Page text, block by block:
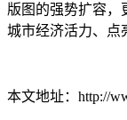
版图的强势扩容，
城市经济活力、点
本文地址：http://